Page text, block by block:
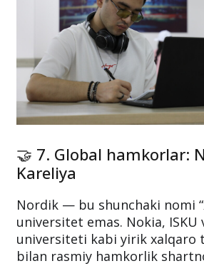
🤝 7. Global hamkorlar:
Kareliya
Nordik — bu shunchaki nomi
universitet emas. Nokia, ISKU
universiteti kabi yirik xalqaro
bilan rasmiy hamkorlik